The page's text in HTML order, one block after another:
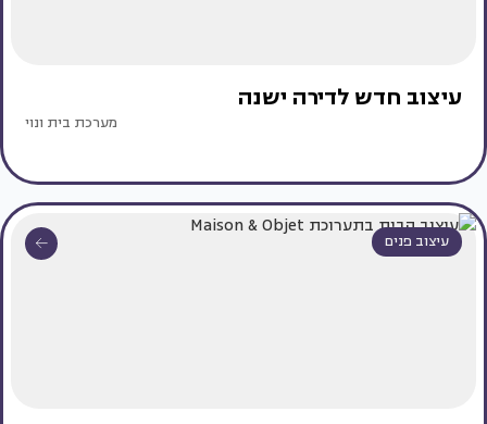
עיצוב חדש לדירה ישנה
מערכת בית ונוי
עיצוב פנים